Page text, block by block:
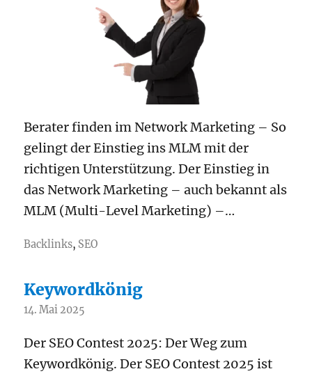
Berater finden im Network Marketing – So
gelingt der Einstieg ins MLM mit der
richtigen Unterstützung. Der Einstieg in
das Network Marketing – auch bekannt als
MLM (Multi-Level Marketing) –…
Backlinks, SEO
Keywordkönig
14. Mai 2025
Der SEO Contest 2025: Der Weg zum
Keywordkönig. Der SEO Contest 2025 ist